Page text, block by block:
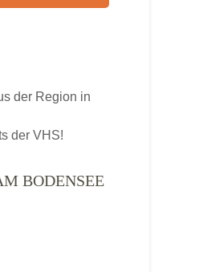
der Region in
der VHS!
BODENSEE